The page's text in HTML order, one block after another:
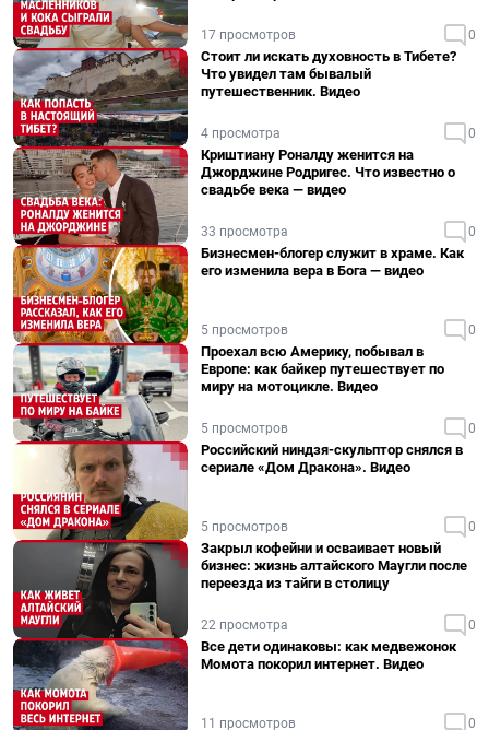
17 просмотров 0
Стоит ли искать духовность в Тибете?
Что увидел там бывалый
путешественник. Видео
4 просмотра 0
Криштиану Роналду женится на
Джорджине Родригес. Что известно о
свадьбе века — видео
33 просмотра 0
Бизнесмен-блогер служит в храме. Как
его изменила вера в Бога — видео
5 просмотров 0
Проехал всю Америку, побывал в
Европе: как байкер путешествует по
миру на мотоцикле. Видео
5 просмотров 0
Российский ниндзя-скульптор снялся в
сериале «Дом Дракона». Видео
5 просмотров 0
Закрыл кофейни и осваивает новый
бизнес: жизнь алтайского Маугли после
переезда из тайги в столицу
22 просмотра 0
Все дети одинаковы: как медвежонок
Момота покорил интернет. Видео
11 просмотров 0